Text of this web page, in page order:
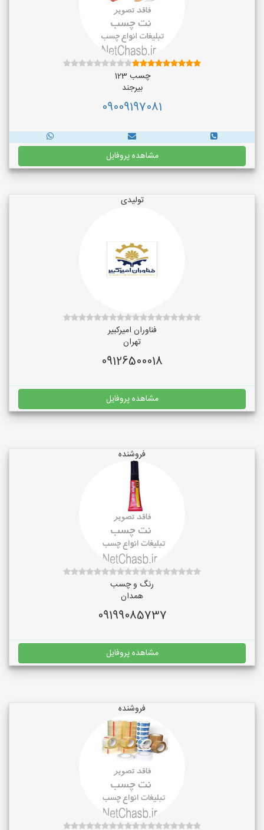
چسب 123
بیرجند
09009197081
مشاهده پروفایل
تولیدی
فناوران امیرکبیر
تهران
09126500018
مشاهده پروفایل
فروشنده
رنگ و چسب
همدان
09199085737
مشاهده پروفایل
فروشنده